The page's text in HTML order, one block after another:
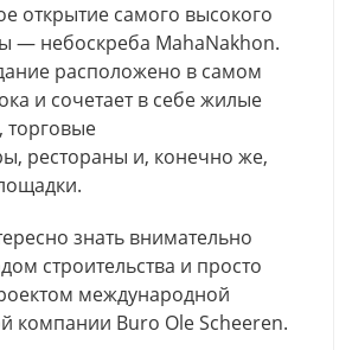
открытие самого высокого
— небоскреба MahaNakhon.
расположено в самом
и сочетает в себе жилые
торговые
рестораны и, конечно же,
знать внимательно
строительства и просто
международной
компании Buro Ole Scheeren.